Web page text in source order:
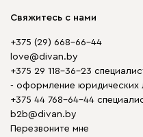
Свяжитесь с нами
+375 (29) 668-66-44
love@divan.by
+375 29 118-36-23
- оформление юридических
+375 44 768-64-44
b2b@divan.by
Перезвоните мне